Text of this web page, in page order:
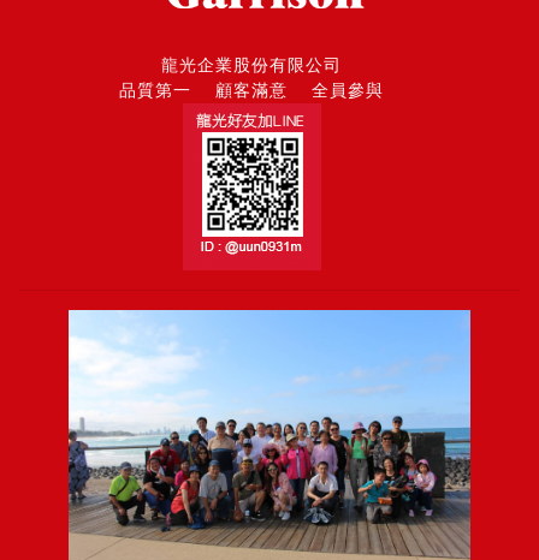
龍光企業股份有限公司
品質第一 顧客滿意 全員參與